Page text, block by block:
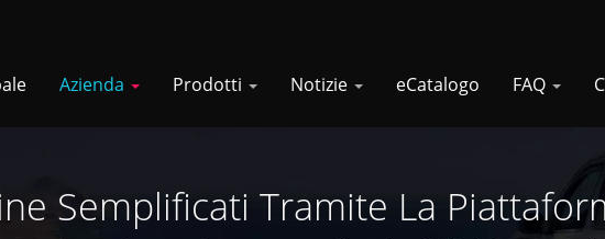
Azienda Prodotti Notizie eCatalogo FAQ
Semplificati Tramite La